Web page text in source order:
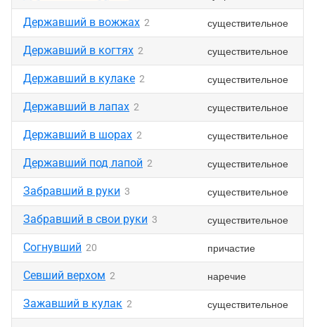
Державший в вожжах 2 существительное
Державший в когтях 2 существительное
Державший в кулаке 2 существительное
Державший в лапах 2 существительное
Державший в шорах 2 существительное
Державший под лапой 2 существительное
Забравший в руки 3 существительное
Забравший в свои руки 3 существительное
Согнувший 20 причастие
Севший верхом 2 наречие
Зажавший в кулак 2 существительное